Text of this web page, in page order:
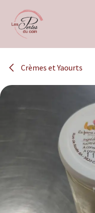
Crèmes et Yaourts